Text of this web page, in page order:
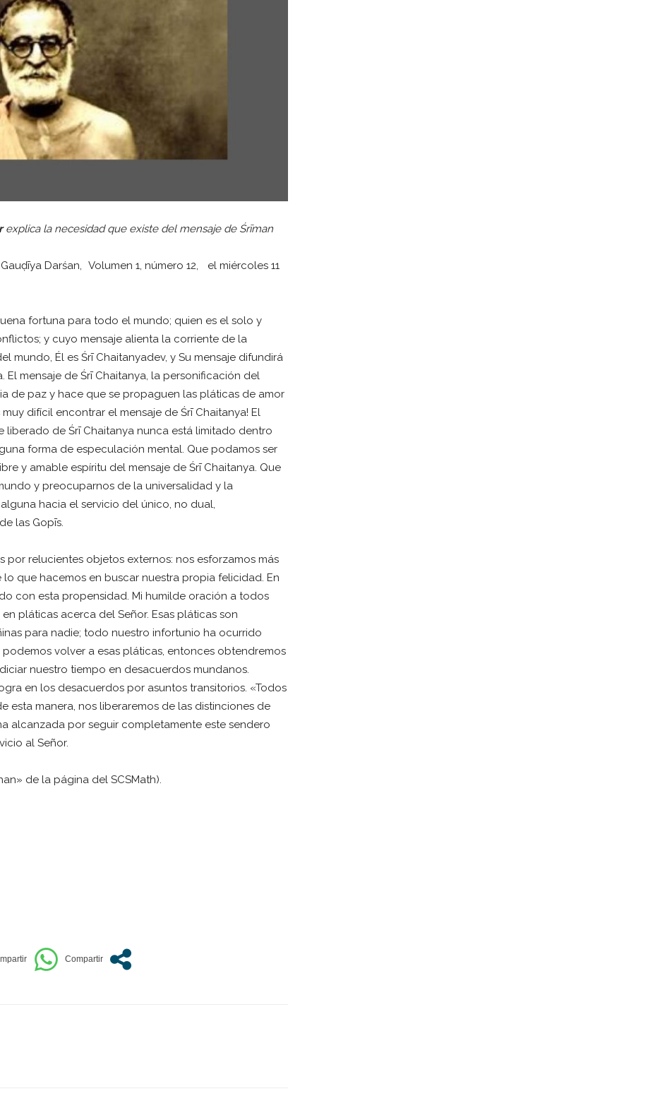
explica la necesidad que existe del mensaje de Śrīman
Darśan, Volumen 1, número 12, el miércoles 11
fortuna para todo el mundo; quien es el solo y
y cuyo mensaje alienta la corriente de la
mundo, Él es Śrī Chaitanyadev, y Su mensaje difundirá
mensaje de Śrī Chaitanya, la personificación del
de paz y hace que se propaguen las pláticas de amor
difícil encontrar el mensaje de Śrī Chaitanya! El
liberado de Śrī Chaitanya nunca está limitado dentro
forma de especulación mental. Que podamos ser
y amable espíritu del mensaje de Śrī Chaitanya. Que
y preocuparnos de la universalidad y la
hacia el servicio del único, no dual,
las Gopīs.
por relucientes objetos externos: nos esforzamos más
que hacemos en buscar nuestra propia felicidad. En
con esta propensidad. Mi humilde oración a todos
pláticas acerca del Señor. Esas pláticas son
para nadie; todo nuestro infortunio ha ocurrido
volver a esas pláticas, entonces obtendremos
nuestro tiempo en desacuerdos mundanos.
en los desacuerdos por asuntos transitorios. «Todos
esta manera, nos liberaremos de las distinciones de
alcanzada por seguir completamente este sendero
al Señor.
de la página del SCSMath).